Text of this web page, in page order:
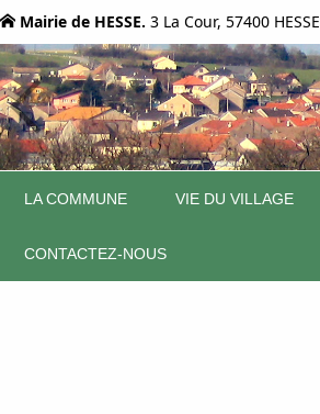
Mairie de HESSE. 3 La Cour, 57400 HESSE
LA COMMUNE VIE DU VILLAGE
CONTACTEZ-NOUS